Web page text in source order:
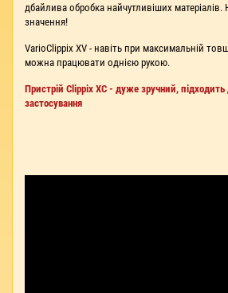
дбайлива обробка найчутливіших матеріалів.
значення!
VarioClippix XV - навіть при максимальній
можна працювати однією рукою.
Пристрій Clippix XC - дуже зручний, підходить
застосування